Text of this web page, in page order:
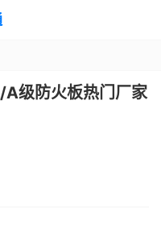
级防火板热门厂家